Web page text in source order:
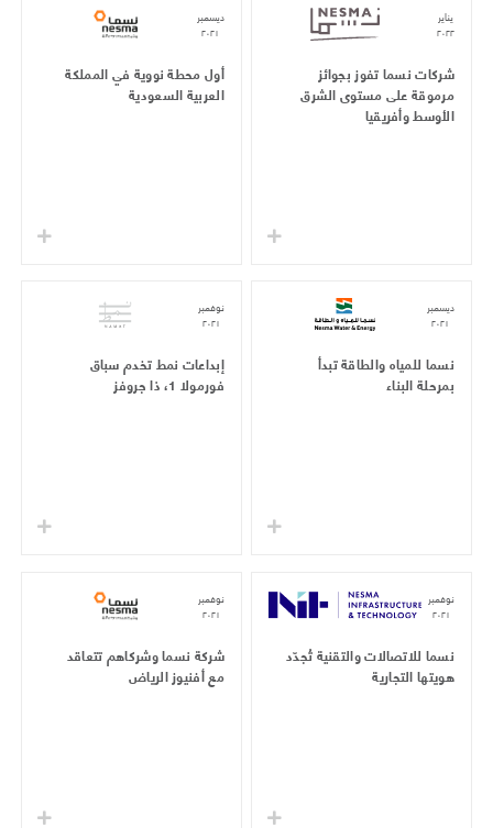
شركات نسما تفوز بجوائز
مرموقة على مستوى الشرق
الأوسط وأفريقيا
ديسمبر
أول محطة نووية في المملكة
العربية السعودية
ديسمبر
نسما للمياه والطاقة تبدأ
بمرحلة البناء
نوفمبر
إبداعات نمط تخدم سباق
فورمولا 1، ذا جروفز
نوفمبر
نسما للاتصالات والتقنية تُجدّد
هويتها التجارية
نوفمبر
شركة نسما وشركاهم تتعاقد
مع أفنيوز الرياض